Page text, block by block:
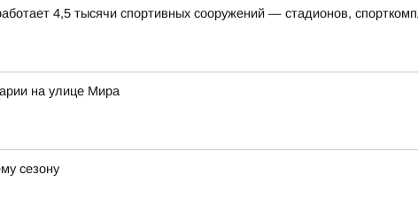
4,5 тысячи спортивных сооружений — стадионов,
на улице Мира
сезону